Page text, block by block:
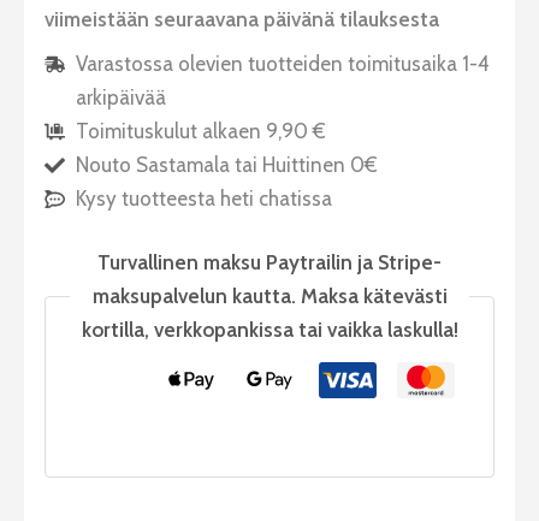
viimeistään seuraavana päivänä tilauksesta
Varastossa olevien tuotteiden toimitusaika 1-4
arkipäivää
Toimituskulut alkaen 9,90 €
Nouto Sastamala tai Huittinen 0€
Kysy tuotteesta heti chatissa
Turvallinen maksu Paytrailin ja Stripe-
maksupalvelun kautta. Maksa kätevästi
kortilla, verkkopankissa tai vaikka laskulla!